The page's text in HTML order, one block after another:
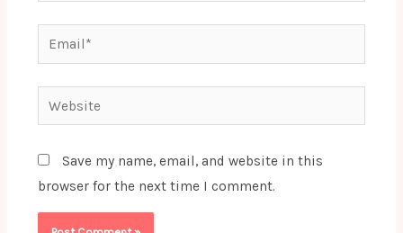
Email*
Website
Save my name, email, and website in this
browser for the next time I comment.